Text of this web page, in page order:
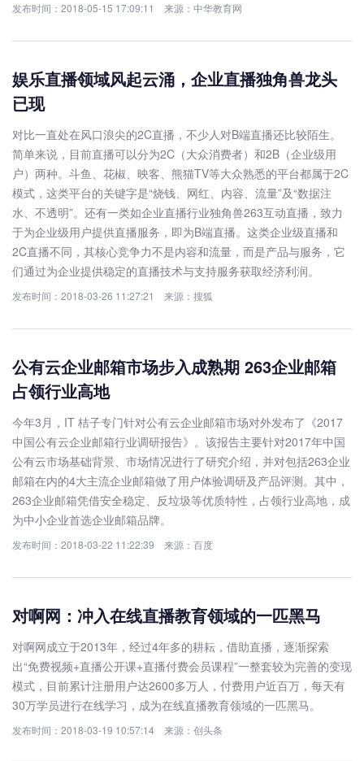
发布时间：2018-05-15 17:09:11 来源：中华教育网
娱乐直播领域风起云涌，企业直播独角兽龙头
已现
对比一直处在风口浪尖的2C直播，不少人对B端直播还比较陌生。
简单来说，目前直播可以分为2C（大众消费者）和2B（企业级用
户）两种。斗鱼、花椒、映客、熊猫TV等大众熟悉的平台都属于2C
模式，这类平台的关键字是“烧钱、网红、内容、流量”及“数据注
水、不透明”。还有一类如企业直播行业独角兽263互动直播，致力
于为企业级用户提供直播服务，即为B端直播。这类企业级直播和
2C直播不同，其核心竞争力不是内容和流量，而是产品与服务，它
们通过为企业提供稳定的直播技术与支持服务获取经济利润。
发布时间：2018-03-26 11:27:21 来源：搜狐
公有云企业邮箱市场步入成熟期 263企业邮箱
占领行业高地
今年3月，IT 桔子专门针对公有云企业邮箱市场对外发布了《2017
中国公有云企业邮箱行业调研报告》。该报告主要针对2017年中国
公有云市场基础背景、市场情况进行了研究介绍，并对包括263企业
邮箱在内的4大主流企业邮箱做了用户体验调研及产品评测。其中，
263企业邮箱凭借安全稳定、反垃圾等优质特性，占领行业高地，成
为中小企业首选企业邮箱品牌。
发布时间：2018-03-22 11:22:39 来源：百度
对啊网：冲入在线直播教育领域的一匹黑马
对啊网成立于2013年，经过4年多的耕耘，借助直播，逐渐探索
出“免费视频+直播公开课+直播付费会员课程”一整套较为完善的变现
模式，目前累计注册用户达2600多万人，付费用户近百万，每天有
30万学员进行在线学习，成为在线直播教育领域的一匹黑马。
发布时间：2018-03-19 10:57:14 来源：创头条